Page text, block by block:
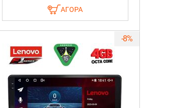
ΑΓΟΡΑ
-8%